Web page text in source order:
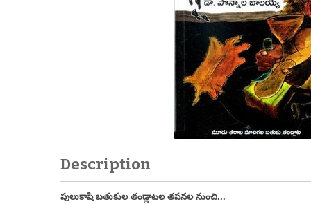
Description
పులుకాషి బతుకుల తండ్లాటల తపనల నుంచి...